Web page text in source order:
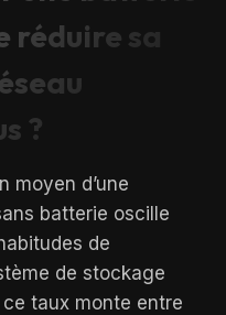
sa
?
moyen d’une
batterie oscille
de
de stockage
taux monte entre